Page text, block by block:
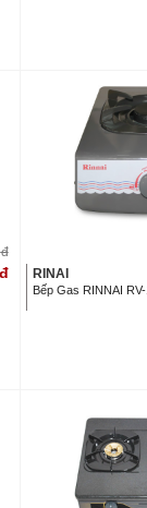
đ
đ
RINAI
Bếp Gas RINNAI